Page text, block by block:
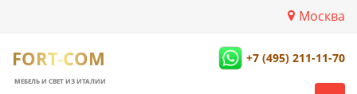
Москва
FORT-COM
МЕБЕЛЬ И СВЕТ ИЗ ИТАЛИИ
+7 (495) 211-11-70